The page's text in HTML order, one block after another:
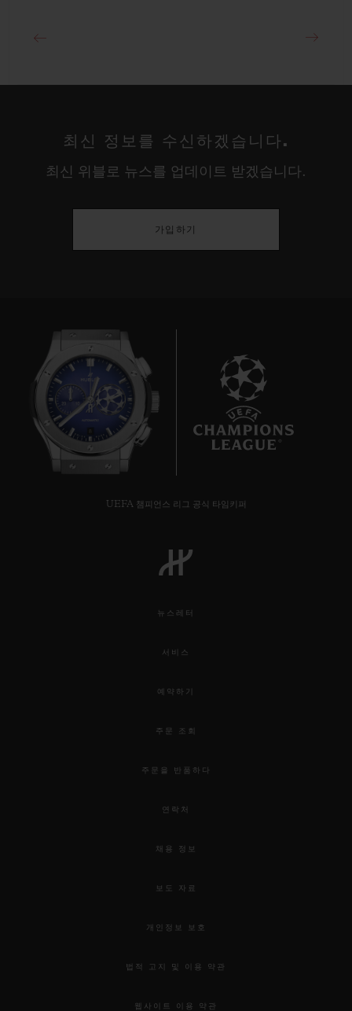
최신 정보를 수신하겠습니다.
최신 위블로 뉴스를 업데이트 받겠습니다.
가입하기
UEFA 챔피언스 리그 공식 타임키퍼
뉴스레터
서비스
예약하기
주문 조회
주문을 반품하다
연락처
채용 정보
보도 자료
개인정보 보호
법적 고지 및 이용 약관
웹사이트 이용 약관